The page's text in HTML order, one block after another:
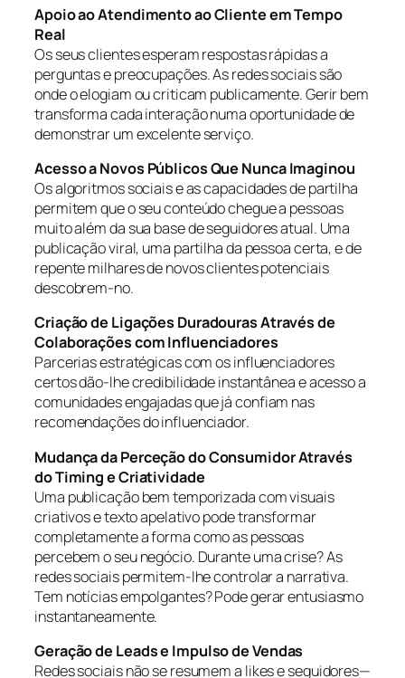
Apoio ao Atendimento ao Cliente em Tempo
Real
Os seus clientes esperam respostas rápidas a
perguntas e preocupações. As redes sociais são
onde o elogiam ou criticam publicamente. Gerir bem
transforma cada interação numa oportunidade de
demonstrar um excelente serviço.
Acesso a Novos Públicos Que Nunca Imaginou
Os algoritmos sociais e as capacidades de partilha
permitem que o seu conteúdo chegue a pessoas
muito além da sua base de seguidores atual. Uma
publicação viral, uma partilha da pessoa certa, e de
repente milhares de novos clientes potenciais
descobrem-no.
Criação de Ligações Duradouras Através de
Colaborações com Influenciadores
Parcerias estratégicas com os influenciadores
certos dão-lhe credibilidade instantânea e acesso a
comunidades engajadas que já confiam nas
recomendações do influenciador.
Mudança da Perceção do Consumidor Através
do Timing e Criatividade
Uma publicação bem temporizada com visuais
criativos e texto apelativo pode transformar
completamente a forma como as pessoas
percebem o seu negócio. Durante uma crise? As
redes sociais permitem-lhe controlar a narrativa.
Tem notícias empolgantes? Pode gerar entusiasmo
instantaneamente.
Geração de Leads e Impulso de Vendas
Redes sociais não se resumem a likes e seguidores—